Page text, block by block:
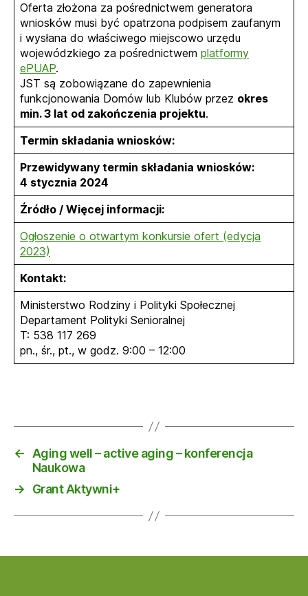
Oferta złożona za pośrednictwem generatora
wniosków musi być opatrzona podpisem zaufanym
i wysłana do właściwego miejscowo urzędu
wojewódzkiego za pośrednictwem platformy
ePUAP.
JST są zobowiązane do zapewnienia
funkcjonowania Domów lub Klubów przez okres
min. 3 lat od zakończenia projektu.
Termin składania wniosków:
Przewidywany termin składania wniosków:
4 stycznia 2024
Źródło / Więcej informacji:
Ogłoszenie o otwartym konkursie ofert (edycja
2023)
Kontakt:
Ministerstwo Rodziny i Polityki Społecznej
Departament Polityki Senioralnej
T: 538 117 269
pn., śr., pt., w godz. 9:00 – 12:00
← Aging well – active aging – konferencja
Naukowa
→
Grant Aktywni+